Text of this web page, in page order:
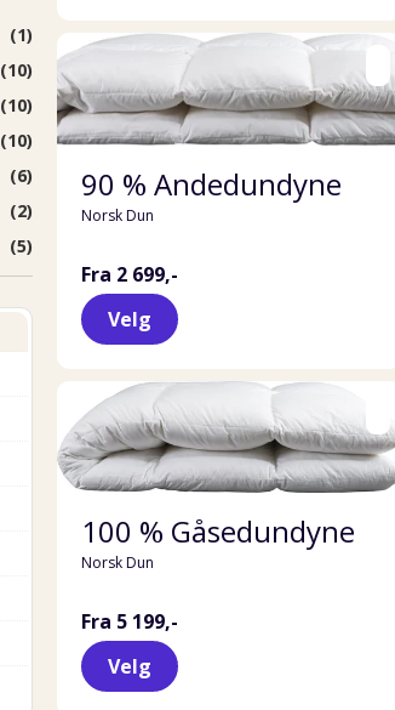
(1)
(10)
(10)
(10)
(6)
(2)
(5)
90 % Andedundyne
Norsk Dun
Fra 2 699,-
Velg
100 % Gåsedundyne
Norsk Dun
Fra 5 199,-
Velg